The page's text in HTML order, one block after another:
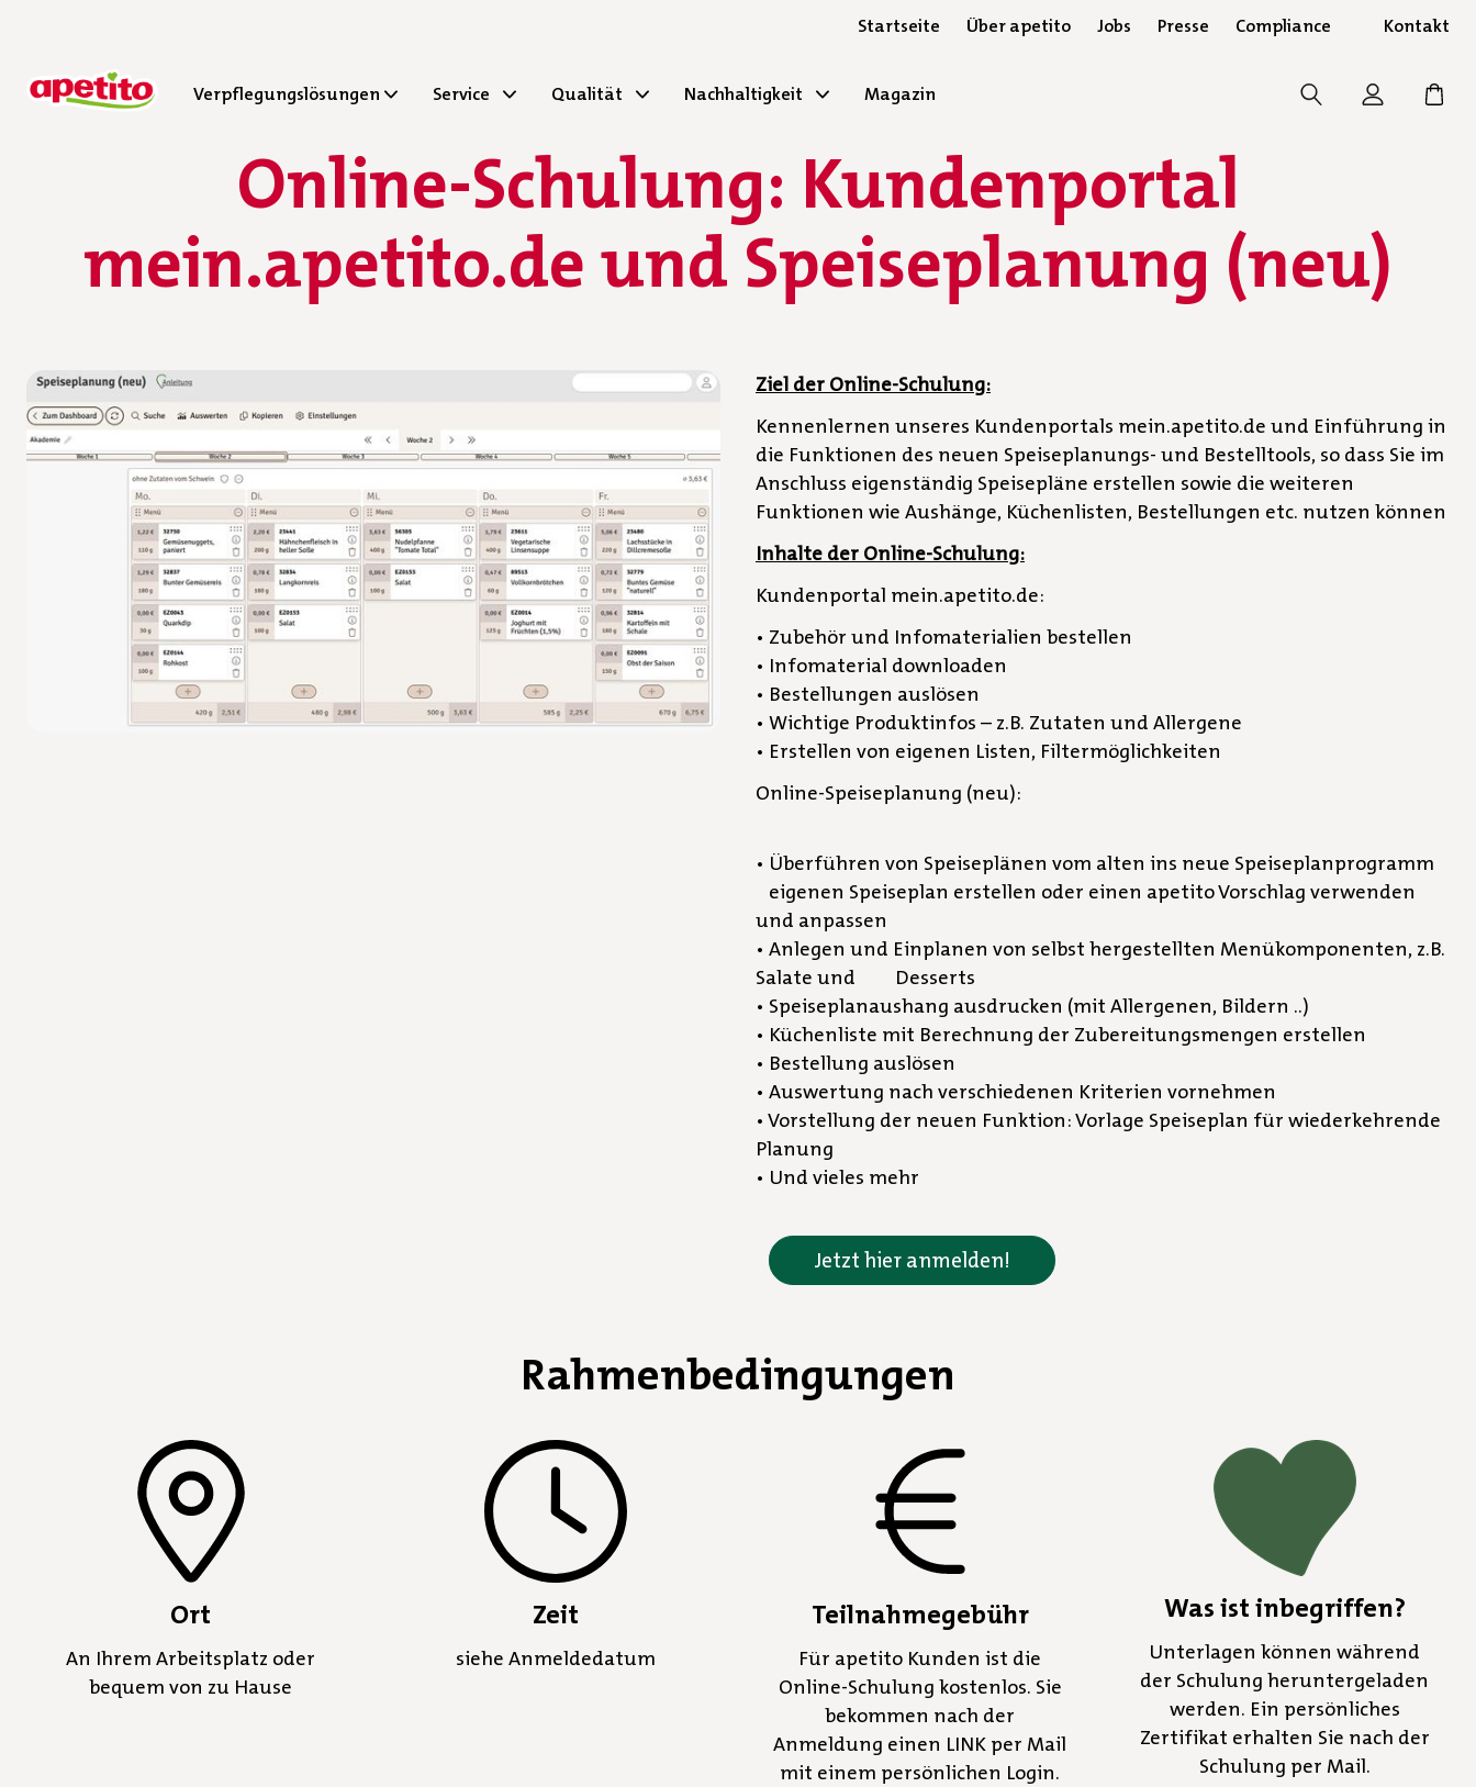
Startseite Über apetito Jobs Presse Compliance Kontakt
Verpflegungslösungen Service Qualität Nachhaltigkeit Magazin
Online-Schulung: Kundenportal
mein.apetito.de und Speiseplanung (neu)
Ziel der Online-Schulung:
Kennenlernen unseres Kundenportals mein.apetito.de und Einführung in
die Funktionen des neuen Speiseplanungs- und Bestelltools, so dass Sie im
Anschluss eigenständig Speisepläne erstellen sowie die weiteren
Funktionen wie Aushänge, Küchenlisten, Bestellungen etc. nutzen können
Inhalte der Online-Schulung:
Kundenportal mein.apetito.de:
• Zubehör und Infomaterialien bestellen
• Infomaterial downloaden
• Bestellungen auslösen
• Wichtige Produktinfos – z.B. Zutaten und Allergene
• Erstellen von eigenen Listen, Filtermöglichkeiten
Online-Speiseplanung (neu):
• Überführen von Speiseplänen vom alten ins neue Speiseplanprogramm
eigenen Speiseplan erstellen oder einen apetito Vorschlag verwenden
und anpassen
• Anlegen und Einplanen von selbst hergestellten Menükomponenten, z.B.
Salate und Desserts
• Speiseplanaushang ausdrucken (mit Allergenen, Bildern ..)
• Küchenliste mit Berechnung der Zubereitungsmengen erstellen
• Bestellung auslösen
• Auswertung nach verschiedenen Kriterien vornehmen
• Vorstellung der neuen Funktion: Vorlage Speiseplan für wiederkehrende
Planung
• Und vieles mehr
Jetzt hier anmelden!
Rahmenbedingungen
Ort
An Ihrem Arbeitsplatz oder
bequem von zu Hause
Zeit
siehe Anmeldedatum
Teilnahmegebühr
Für apetito Kunden ist die
Online-Schulung kostenlos. Sie
bekommen nach der
Anmeldung einen LINK per Mail
mit einem persönlichen Login.
Was ist inbegriffen?
Unterlagen können während
der Schulung heruntergeladen
werden. Ein persönliches
Zertifikat erhalten Sie nach der
Schulung per Mail.